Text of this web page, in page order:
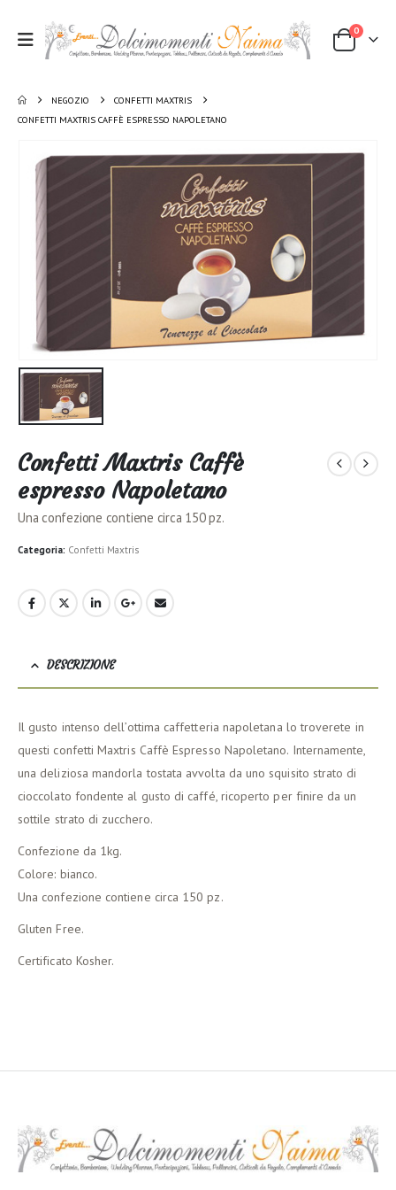
0
NEGOZIO
CONFETTI MAXTRIS
CONFETTI MAXTRIS CAFFÈ ESPRESSO NAPOLETANO
Confetti Maxtris Caffè
espresso Napoletano
Una confezione contiene circa 150 pz.
Categoria: Confetti Maxtris
DESCRIZIONE
Il gusto intenso dell’ottima caffetteria napoletana lo troverete in
questi confetti Maxtris Caffè Espresso Napoletano. Internamente,
una deliziosa mandorla tostata avvolta da uno squisito strato di
cioccolato fondente al gusto di caffé, ricoperto per finire da un
sottile strato di zucchero.
Confezione da 1kg.
Colore: bianco.
Una confezione contiene circa 150 pz.
Gluten Free.
Certificato Kosher.